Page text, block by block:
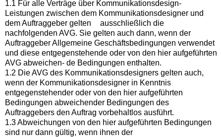
1.1 Für alle Verträge über Kommunikationsdesign-
Leistungen zwischen dem Kommunikationsdesigner und
dem Auftraggeber gelten ausschließlich die
nachfolgenden AVG. Sie gelten auch dann, wenn der
Auftraggeber Allgemeine Geschäftsbedingungen verwendet
und diese entgegenstehende oder von den hier aufgeführten
AVG abweichen- de Bedingungen enthalten.
1.2 Die AVG des Kommunikationsdesigners gelten auch,
wenn der Kommunikationsdesigner in Kenntnis
entgegenstehender oder von den hier aufgeführten
Bedingungen abweichender Bedingungen des
Auftraggebers den Auftrag vorbehaltlos ausführt.
1.3 Abweichungen von den hier aufgeführten Bedingungen
sind nur dann gültig, wenn ihnen der